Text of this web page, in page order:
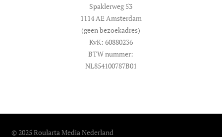
Spaklerweg 53
1114 AE Amsterdam
(geen bezoekadres)
KvK: 60880236
BTW nummer:
NL854100787B01
© 2025 Roularta Media Nederland